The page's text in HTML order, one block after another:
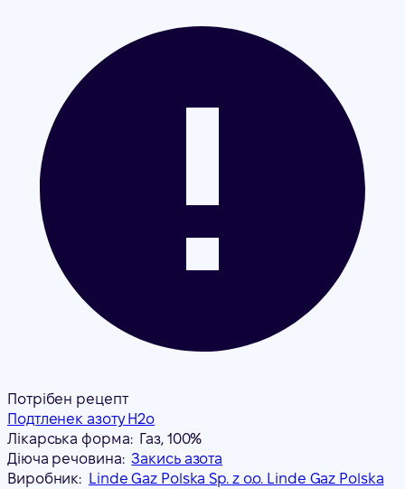
Потрібен рецепт
Подтленек азоту Н2о
Лікарська форма: Газ, 100%
Діюча речовина: Закись азота
Виробник:
Linde Gaz Polska Sp. z o.o. Linde Gaz Polska